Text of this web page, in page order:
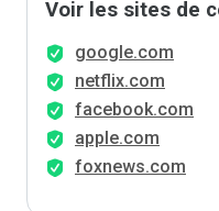
Voir les sites de
google.com
netflix.com
facebook.com
apple.com
foxnews.com